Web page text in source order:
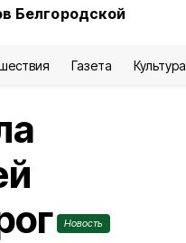
Белгородской
Газета Культура
Новость